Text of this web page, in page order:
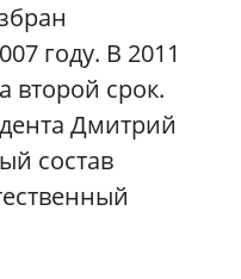
году. В 2011
второй срок.
Дмитрий
состав